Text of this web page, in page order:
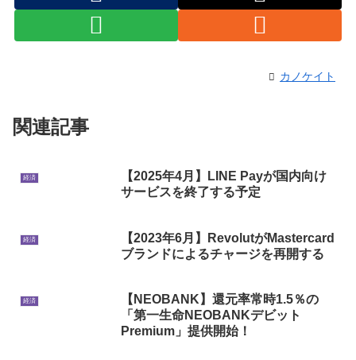
カノケイト
関連記事
経済
【2025年4月】LINE Payが国内向け
サービスを終了する予定
経済
【2023年6月】RevolutがMastercard
ブランドによるチャージを再開する
経済
【NEOBANK】還元率常時1.5％の
「第一生命NEOBANKデビット
Premium」提供開始！